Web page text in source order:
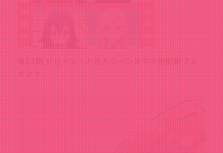
第12話 ビビーン！ときたシーンスマホ用壁紙プレ
ゼント